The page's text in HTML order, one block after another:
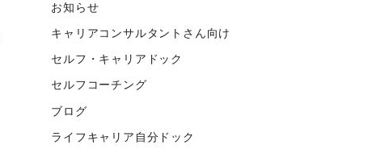
お知らせ
キャリアコンサルタントさん向け
セルフ・キャリアドック
セルフコーチング
ブログ
ライフキャリア自分ドック